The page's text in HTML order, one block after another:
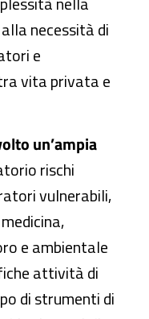
necessità di
e
vita privata e
un’ampia
rischi
vulnerabili,
e ambientale
attività di
di strumenti di